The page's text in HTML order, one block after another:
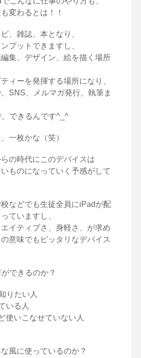
変わるとは！！
、雑誌、本となり、
プットできますし、
集、デザイン、絵を描く場所
ィーを発揮する場所になり、
SNS、メルマガ発行、執筆ま
できるんです^_^
一枚かな（笑）
の時代にこのデバイスは
ものになっていく予感がして
などでも生徒全員にiPadが配
ていますし、
イティブさ、身軽さ、が求め
意味でもピッタリなデバイス
できるのか？
りたい人
いる人
使いこなせていない人
風に使っているのか？